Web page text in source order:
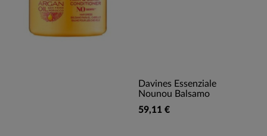
Davines Essenziale
Nounou Balsamo
59,11 €